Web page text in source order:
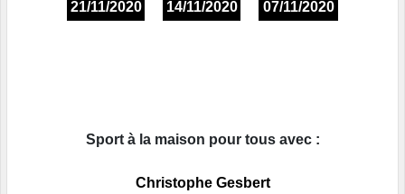
21/11/2020 14/11/2020 07/11/2020
Sport à la maison pour tous avec :
Christophe Gesbert